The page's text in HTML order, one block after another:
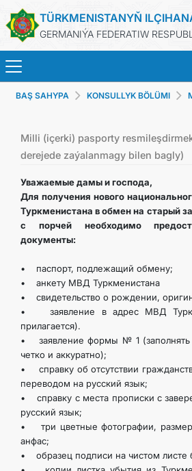
TÜRKMENISTANYŇ
GERMANIÝA FEDERATIW
STARTSEITE
AKTUELLES
TURKMENISTAN
INVESTITIONEN IN
BAŞ SAHYPA KONSULLYK BÖLÜMI
Milli (içerki) pasporty
derejede zaýalanmagy bilen bagly)
Уважаемые дамы и господа,
Для получения нового
Туркменистана в обмен на старый
с порчей необходимо
документы:
• паспорт, подлежащий обмену;
• анкету МВД Туркменистана
• свидетельство о рождении,
• заявление в адрес МВД
прилагается).
• заявление формы № 1 (заполнять
четко и аккуратно);
• справку об отсутствии
переводом на русский язык;
• справку с места прописки с
русский язык;
• три цветные фотографии,
анфас;
• образец подписи на чистом листе